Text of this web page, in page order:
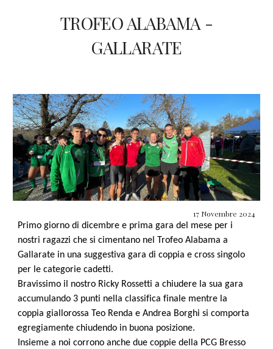
TROFEO ALABAMA -
GALLARATE
17 Novembre 2024
Primo giorno di dicembre e prima gara del mese per i
nostri ragazzi che si cimentano nel Trofeo Alabama a
Gallarate in una suggestiva gara di coppia e cross singolo
per le categorie cadetti.
Bravissimo il nostro Ricky Rossetti a chiudere la sua gara
accumulando 3 punti nella classifica finale mentre la
coppia giallorossa Teo Renda e Andrea Borghi si comporta
egregiamente chiudendo in buona posizione.
Insieme a noi corrono anche due coppie della PCG Bresso